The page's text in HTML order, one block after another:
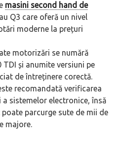
masini second hand de
Q3 care oferă un nivel
moderne la prețuri
motorizări se numără
TDI și anumite versiuni pe
de întreținere corectă.
recomandată verificarea
sistemelor electronice, însă
parcurge sute de mii de
majore.